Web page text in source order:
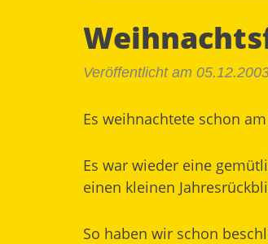
Veröffentlicht am
Es weihnachtete schon
Es war wieder eine
einen kleinen
So haben wir schon